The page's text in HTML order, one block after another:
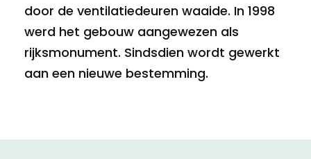
door de ventilatiedeuren waaide. In 1998
werd het gebouw aangewezen als
rijksmonument. Sindsdien wordt gewerkt
aan een nieuwe bestemming.